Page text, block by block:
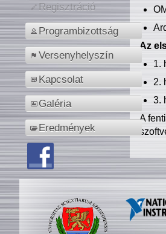
Regisztráció
Programbizottság
Versenyhelyszín
Kapcsolat
Galéria
Eredmények
Az
1.
2.
3.
A